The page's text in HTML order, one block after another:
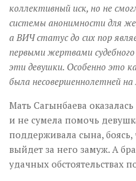
коллективный иск, но не
системы анонимности для
а ВИЧ статус до сих пор
первыми жертвами
эти девушки. Особенно это
была несовершеннолетней
Мать Сагынбаева
и не сумела помочь
поддерживала сына, боясь,
выйдет за него замуж. А
удачных обстоятельствах